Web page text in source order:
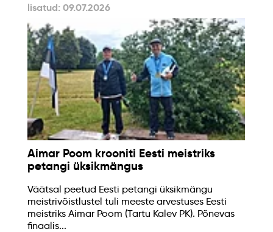
lisatud: 09.07.2026
Aimar Poom krooniti Eesti meistriks
petangi üksikmängus
Väätsal peetud Eesti petangi üksikmängu
meistrivõistlustel tuli meeste arvestuses Eesti
meistriks Aimar Poom (Tartu Kalev PK). Põnevas
finaalis...